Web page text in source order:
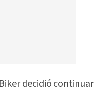
decidió continuar